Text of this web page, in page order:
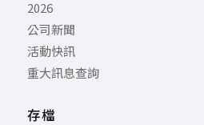
2026
公司新聞
活動快訊
重大訊息查詢
存檔